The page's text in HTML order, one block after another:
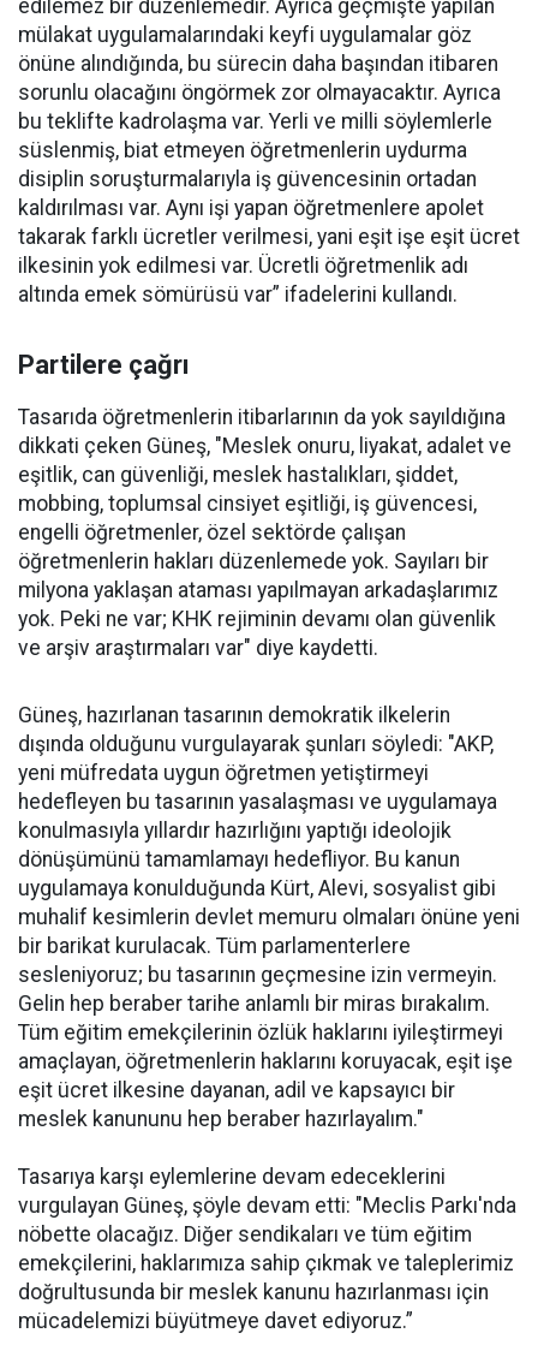
edilemez bir düzenlemedir. Ayrıca geçmişte yapılan
mülakat uygulamalarındaki keyfi uygulamalar göz
önüne alındığında, bu sürecin daha başından itibaren
sorunlu olacağını öngörmek zor olmayacaktır. Ayrıca
bu teklifte kadrolaşma var. Yerli ve milli söylemlerle
süslenmiş, biat etmeyen öğretmenlerin uydurma
disiplin soruşturmalarıyla iş güvencesinin ortadan
kaldırılması var. Aynı işi yapan öğretmenlere apolet
takarak farklı ücretler verilmesi, yani eşit işe eşit ücret
ilkesinin yok edilmesi var. Ücretli öğretmenlik adı
altında emek sömürüsü var” ifadelerini kullandı.
Partilere çağrı
Tasarıda öğretmenlerin itibarlarının da yok sayıldığına
dikkati çeken Güneş, "Meslek onuru, liyakat, adalet ve
eşitlik, can güvenliği, meslek hastalıkları, şiddet,
mobbing, toplumsal cinsiyet eşitliği, iş güvencesi,
engelli öğretmenler, özel sektörde çalışan
öğretmenlerin hakları düzenlemede yok. Sayıları bir
milyona yaklaşan ataması yapılmayan arkadaşlarımız
yok. Peki ne var; KHK rejiminin devamı olan güvenlik
ve arşiv araştırmaları var" diye kaydetti.
Güneş, hazırlanan tasarının demokratik ilkelerin
dışında olduğunu vurgulayarak şunları söyledi: "AKP,
yeni müfredata uygun öğretmen yetiştirmeyi
hedefleyen bu tasarının yasalaşması ve uygulamaya
konulmasıyla yıllardır hazırlığını yaptığı ideolojik
dönüşümünü tamamlamayı hedefliyor. Bu kanun
uygulamaya konulduğunda Kürt, Alevi, sosyalist gibi
muhalif kesimlerin devlet memuru olmaları önüne yeni
bir barikat kurulacak. Tüm parlamenterlere
sesleniyoruz; bu tasarının geçmesine izin vermeyin.
Gelin hep beraber tarihe anlamlı bir miras bırakalım.
Tüm eğitim emekçilerinin özlük haklarını iyileştirmeyi
amaçlayan, öğretmenlerin haklarını koruyacak, eşit işe
eşit ücret ilkesine dayanan, adil ve kapsayıcı bir
meslek kanununu hep beraber hazırlayalım."
Tasarıya karşı eylemlerine devam edeceklerini
vurgulayan Güneş, şöyle devam etti: "Meclis Parkı'nda
nöbette olacağız. Diğer sendikaları ve tüm eğitim
emekçilerini, haklarımıza sahip çıkmak ve taleplerimiz
doğrultusunda bir meslek kanunu hazırlanması için
mücadelemizi büyütmeye davet ediyoruz.”